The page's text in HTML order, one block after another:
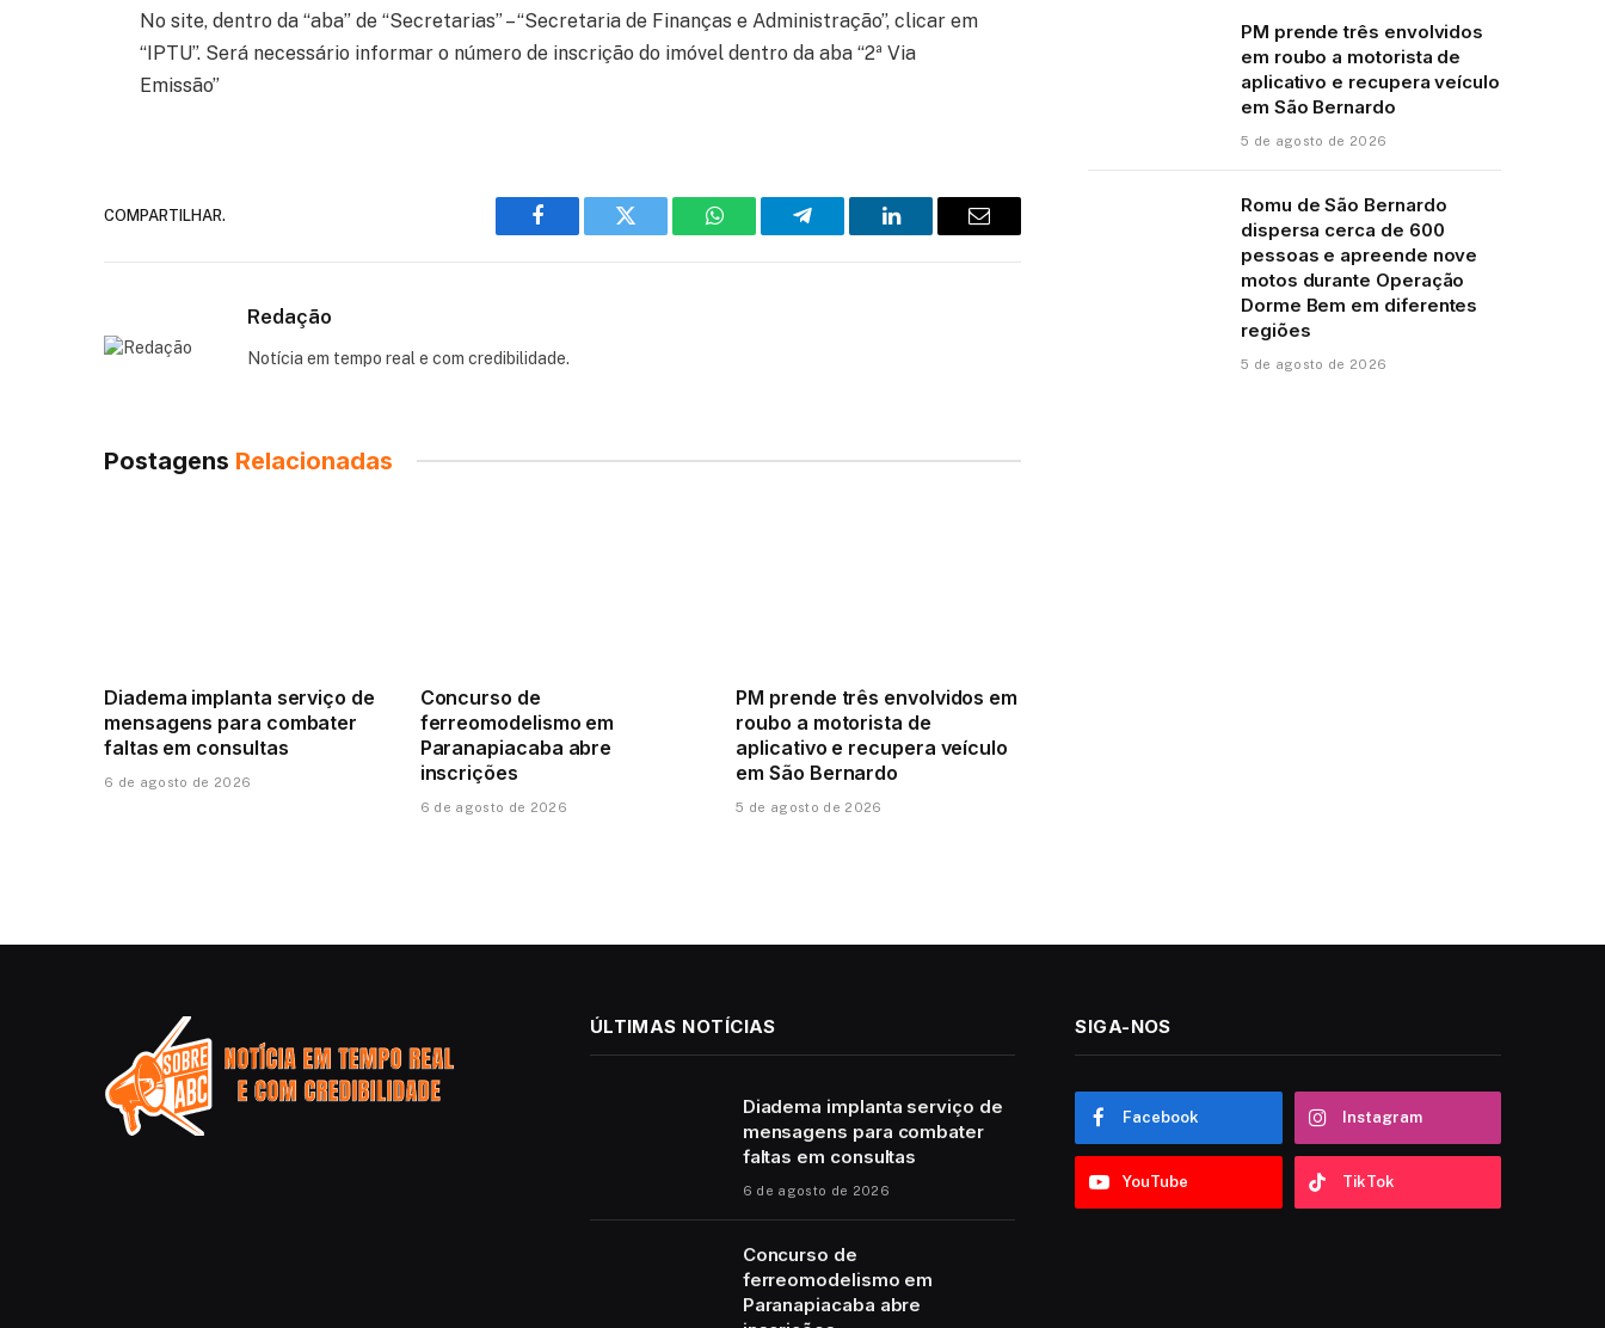
No site, dentro da “aba” de “Secretarias” – “Secretaria de Finanças e Administração”, clicar em
“IPTU”. Será necessário informar o número de inscrição do imóvel dentro da aba “2ª Via
Emissão”
COMPARTILHAR.
Facebook Twitter WhatsAppTelegram LinkedIn Email
Redação
Notícia em tempo real e com credibilidade.
Postagens Relacionadas
Diadema implanta serviço de
mensagens para combater
faltas em consultas
6 de agosto de 2026
Concurso de
ferreomodelismo em
Paranapiacaba abre
inscrições
6 de agosto de 2026
PM prende três envolvidos em
roubo a motorista de
aplicativo e recupera veículo
em São Bernardo
5 de agosto de 2026
PM prende três envolvidos
em roubo a motorista de
aplicativo e recupera veículo
em São Bernardo
5 de agosto de 2026
Romu de São Bernardo
dispersa cerca de 600
pessoas e apreende nove
motos durante Operação
Dorme Bem em diferentes
regiões
5 de agosto de 2026
ÚLTIMAS NOTÍCIAS
Diadema implanta serviço de
mensagens para combater
faltas em consultas
6 de agosto de 2026
Concurso de
ferreomodelismo em
Paranapiacaba abre
SIGA-NOS
Facebook Instagram
YouTube TikTok